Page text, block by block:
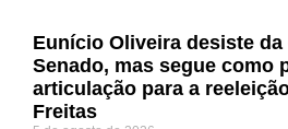
Eunício Oliveira desiste
Senado, mas segue como
articulação para a
Freitas